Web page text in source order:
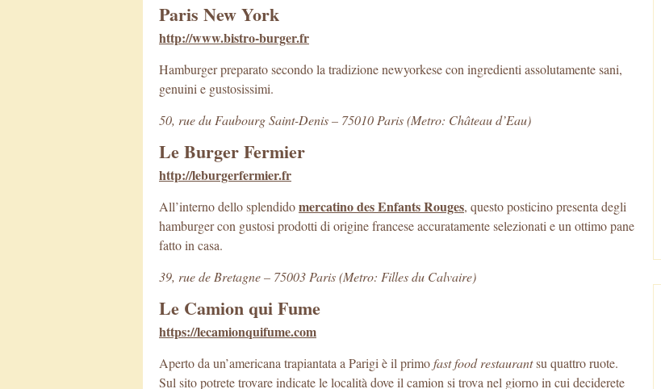
Paris New York
http://www.bistro-burger.fr
Hamburger preparato secondo la tradizione newyorkese con ingredienti assolutamente sani,
genuini e gustosissimi.
50, rue du Faubourg Saint-Denis – 75010 Paris (Metro: Château d’Eau)
Le Burger Fermier
http://leburgerfermier.fr
All’interno dello splendidomercatino des Enfants Rouges, questo posticino presenta degli
hamburger con gustosi prodotti di origine francese accuratamente selezionati e un ottimo pane
fatto in casa.
39, rue de Bretagne – 75003 Paris (Metro: Filles du Calvaire)
Le Camion qui Fume
https://lecamionquifume.com
Aperto da un’americana trapiantata a Parigi è il primofast food restaurantsu quattro ruote.
Sul sito potrete trovare indicate le località dove il camion si trova nel giorno in cui deciderete